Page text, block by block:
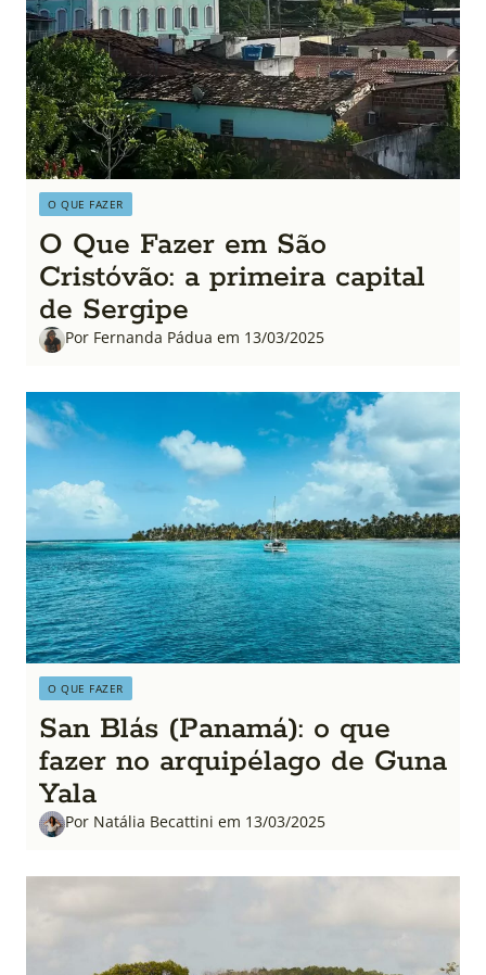
O QUE FAZER
O Que Fazer em São
Cristóvão: a primeira capital
de Sergipe
Por Fernanda Pádua em 13/03/2025
O QUE FAZER
San Blás (Panamá): o que
fazer no arquipélago de Guna
Yala
Por Natália Becattini em 13/03/2025